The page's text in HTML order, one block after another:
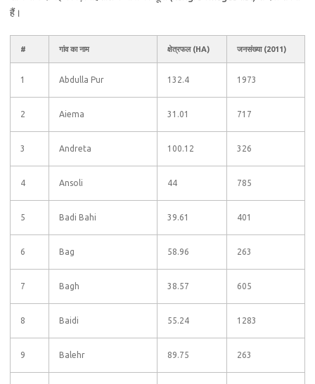
हैं।
# गांव का नाम क्षेत्रफल (HA) जनसंख्या (2011)
1 Abdulla Pur 132.4 1973
2 Aiema 31.01 717
3 Andreta 100.12 326
4 Ansoli 44 785
5 Badi Bahi 39.61 401
6 Bag 58.96 263
7 Bagh 38.57 605
8 Baidi 55.24 1283
9 Balehr 89.75 263